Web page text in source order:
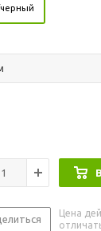
Цена